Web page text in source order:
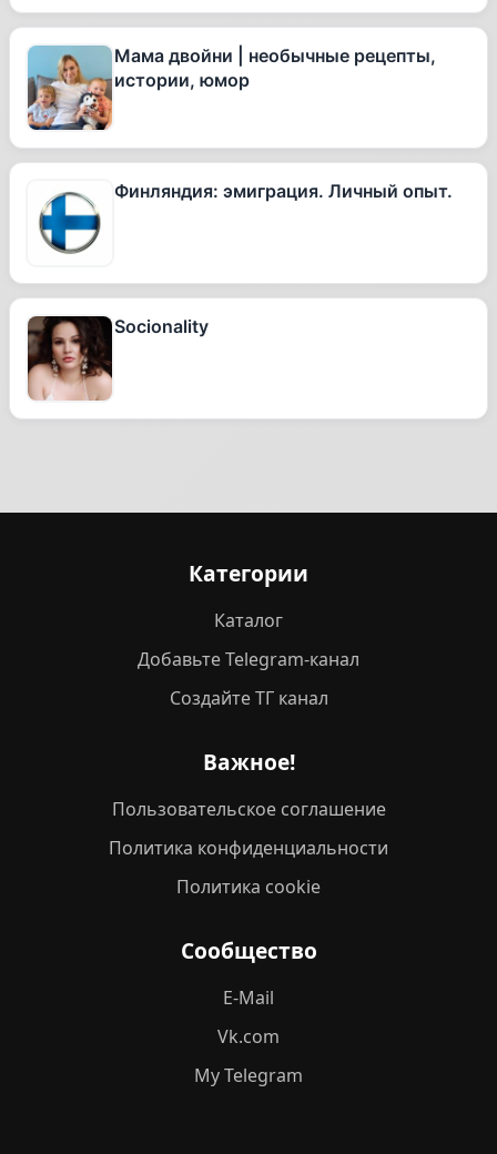
Мама двойни | необычные рецепты,
истории, юмор
Финляндия: эмиграция. Личный опыт.
Socionality
Категории
Каталог
Добавьте Telegram-канал
Создайте ТГ канал
Важное!
Пользовательское соглашение
Политика конфиденциальности
Политика cookie
Сообщество
E-Mail
Vk.com
My Telegram